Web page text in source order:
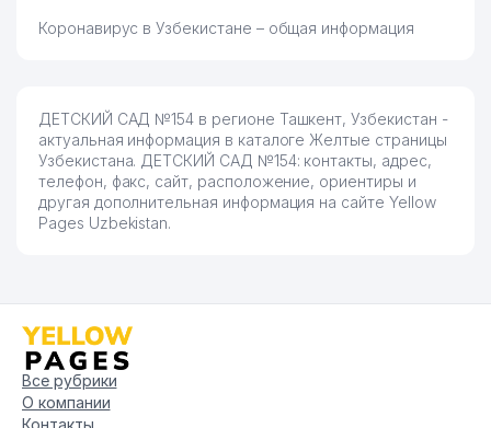
Коронавирус в Узбекистане – общая информация
ДЕТСКИЙ САД №154 в регионе Ташкент, Узбекистан -
актуальная информация в каталоге Желтые страницы
Узбекистана. ДЕТСКИЙ САД №154: контакты, адрес,
телефон, факс, сайт, расположение, ориентиры и
другая дополнительная информация на сайте Yellow
Pages Uzbekistan.
Все рубрики
О компании
Контакты